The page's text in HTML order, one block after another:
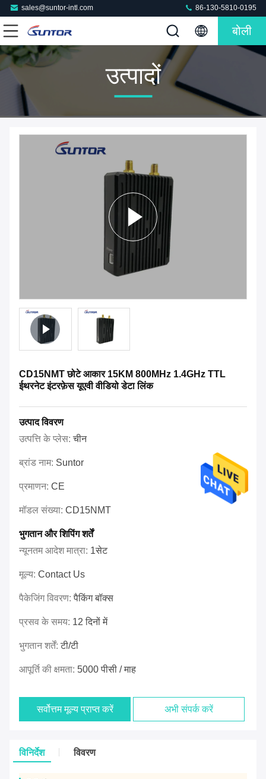
sales@suntor-intl.com 86-130-5810-0195
बोली
उत्पादों
CD15NMT छोटे आकार 15KM 800MHz 1.4GHz TTL
ईथरनेट इंटरफ़ेस यूएवी वीडियो डेटा लिंक
उत्पाद विवरण
उत्पत्ति के प्लेस:चीन
ब्रांड नाम: Suntor
प्रमाणन: CE
मॉडल संख्या: CD15NMT
भुगतान और शिपिंग शर्तें
न्यूनतम आदेश मात्रा: 1सेट
मूल्य: Contact Us
पैकेजिंग विवरण:पैकिंग बॉक्स
प्रसव के समय: 12 दिनों में
भुगतान शर्तें:टी/टी
आपूर्ति की क्षमता: 5000 पीसी / माह
सर्वोत्तम मूल्य प्राप्त करें अभी संपर्क करें
विनिर्देश विवरण